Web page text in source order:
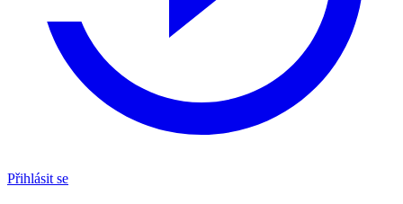
Přihlásit se